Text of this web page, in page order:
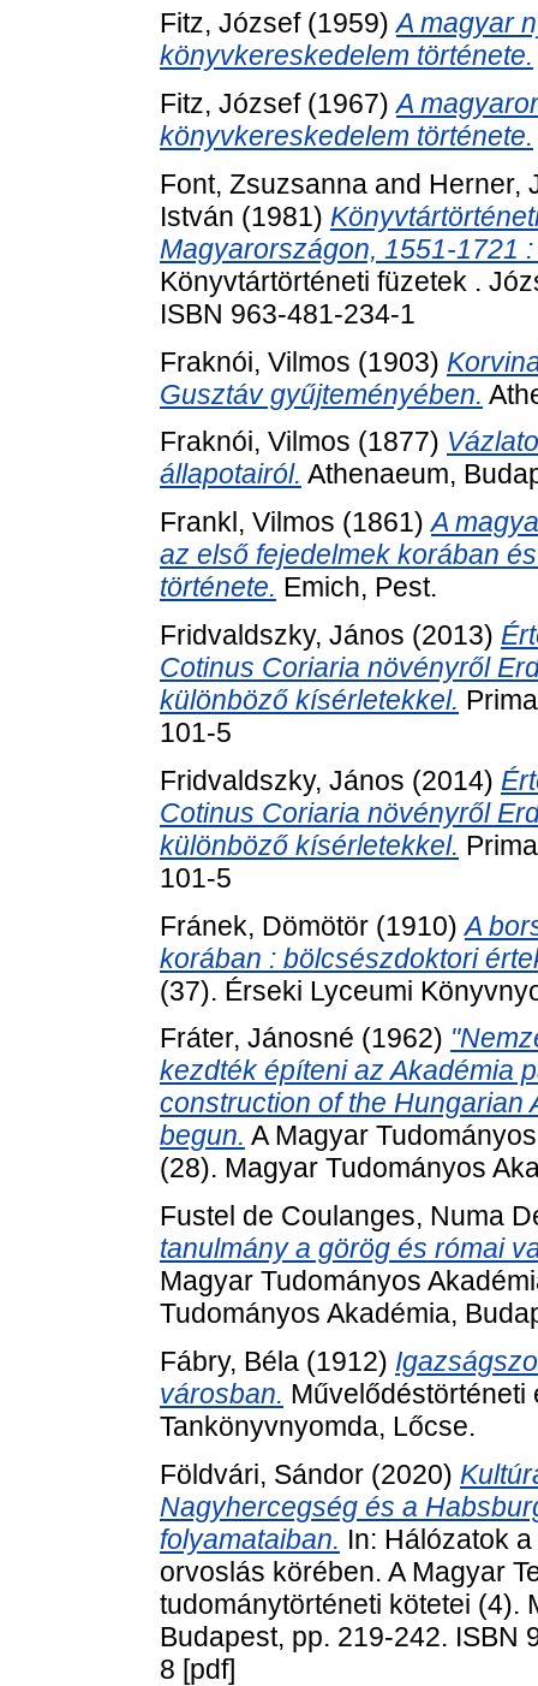
Fitz, József(1959)A magyar
könyvkereskedelem története.
Fitz, József(1967)A
könyvkereskedelem története.
Font, Zsuzsanna and Herner,
István (1981)
Magyarországon, 1551-1721
Könyvtártörténeti füzetek .
ISBN 963-481-234-1
Fraknói, Vilmos (1903)
Gusztáv gyűjteményében.
Fraknói, Vilmos (1877)
állapotairól. Athenaeum,
Frankl, Vilmos (1861)A
az első fejedelmek korában
története. Emich, Pest.
Fridvaldszky, János (2013)
Cotinus Coriaria növényről
különböző kísérletekkel.
101-5
Fridvaldszky, János (2014)
Cotinus Coriaria növényről
különböző kísérletekkel.
101-5
Fránek, Dömötör (1910)A
korában : bölcsészdoktori
(37). Érseki Lyceumi
Fráter, Jánosné (1962)
kezdték építeni az Akadémia
construction of the Hungarian
begun. A Magyar
(28). Magyar Tudományos
Fustel de Coulanges, Numa
tanulmány a görög és római
Magyar Tudományos
Tudományos Akadémia,
Fábry, Béla (1912)
városban.
Tankönyvnyomda, Lőcse.
Földvári, Sándor (2020)
Nagyhercegség és a
folyamataiban. In: Hálózatok
orvoslás körében. A Magyar
tudománytörténeti kötetei (4).
Budapest, pp. 219-242. ISBN
8 [pdf]